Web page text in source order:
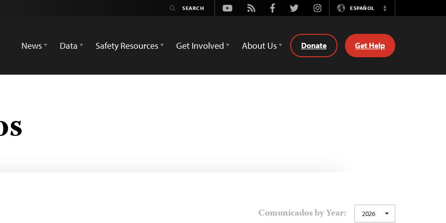
Youtube
Rss FacebookTwitterInstagramESPAÑOL
Switch
News
Data Safety Resources Get Involved About Us Donate Get Help
Comunicados by Year: 2026